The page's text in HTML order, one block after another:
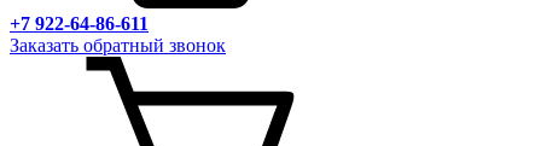
+7 922-64-86-611
Заказать обратный звонок